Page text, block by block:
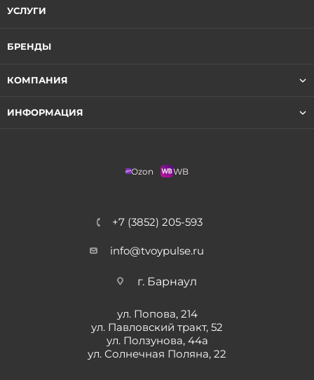
УСЛУГИ
БРЕНДЫ
КОМПАНИЯ
ИНФОРМАЦИЯ
Ozon WB
+7 (3852) 205-593
info@tvoypulse.ru
г. Барнаул
ул. Попова, 214
ул. Павловский тракт, 52
ул. Ползунова, 44а
ул. Солнечная Поляна, 22